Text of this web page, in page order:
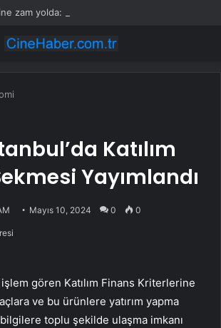
zam yolda: iPhone ile sınırlı kalmayacak!
Katılım
Yayımlandı
Mayıs 10, 2024 0 0
işlem gören Katılım Finans Kriterlerine
ve bu ürünlere yatırım yapma
toplu şekilde ulaşma imkanı